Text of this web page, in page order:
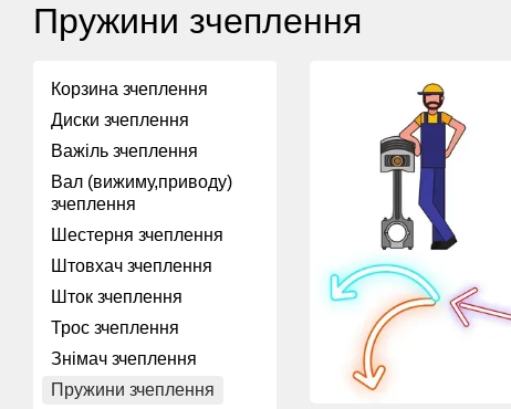
Пружини зчеплення
Корзина зчеплення
Диски зчеплення
Важіль зчеплення
Вал (вижиму,приводу)
зчеплення
Шестерня зчеплення
Штовхач зчеплення
Шток зчеплення
Трос зчеплення
Знімач зчеплення
Пружини зчеплення